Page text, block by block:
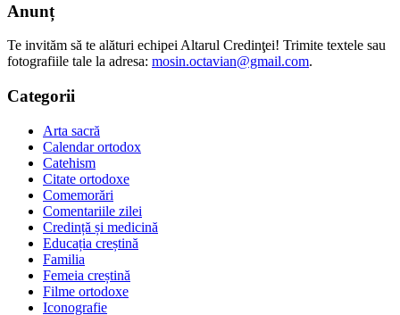
Anunț
Te invităm să te alături echipei Altarul Credinţei! Trimite textele sau
fotografiile tale la adresa: mosin.octavian@gmail.com.
Categorii
Arta sacră
Calendar ortodox
Catehism
Citate ortodoxe
Comemorări
Comentariile zilei
Credință și medicină
Educația creștină
Familia
Femeia creștină
Filme ortodoxe
Iconografie